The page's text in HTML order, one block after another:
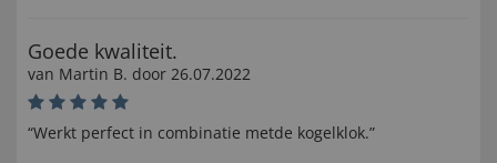
Goede kwaliteit.
van Martin B. door 26.07.2022
“Werkt perfect in combinatie metde kogelklok.”